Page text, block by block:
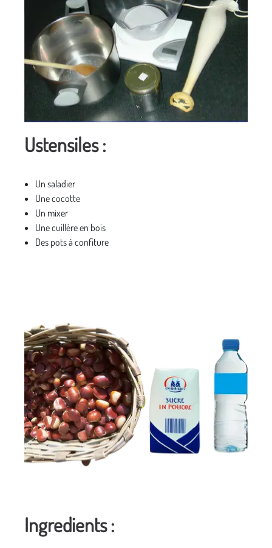
Ustensiles :
Un saladier
Une cocotte
Un mixer
Une cuillère en bois
Des pots à confiture
Ingredients :